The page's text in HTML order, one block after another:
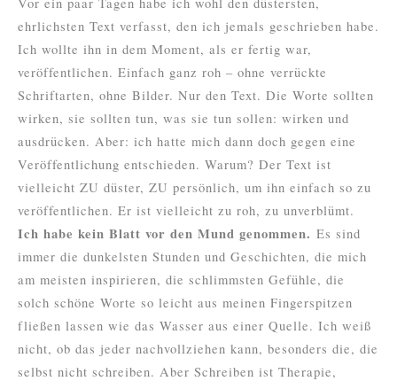
ehrlichsten Text verfasst, den ich jemals geschrieben habe.
Ich wollte ihn in dem Moment, als er fertig war,
veröffentlichen. Einfach ganz roh – ohne verrückte
Schriftarten, ohne Bilder. Nur den Text. Die Worte sollten
wirken, sie sollten tun, was sie tun sollen: wirken und
ausdrücken. Aber: ich hatte mich dann doch gegen eine
Veröffentlichung entschieden. Warum? Der Text ist
vielleicht ZU düster, ZU persönlich, um ihn einfach so zu
veröffentlichen. Er ist vielleicht zu roh, zu unverblümt.
Ich habe kein Blatt vor den Mund genommen. Es sind
immer die dunkelsten Stunden und Geschichten, die mich
am meisten inspirieren, die schlimmsten Gefühle, die
solch schöne Worte so leicht aus meinen Fingerspitzen
fließen lassen wie das Wasser aus einer Quelle. Ich weiß
nicht, ob das jeder nachvollziehen kann, besonders die, die
selbst nicht schreiben. Aber Schreiben ist Therapie,